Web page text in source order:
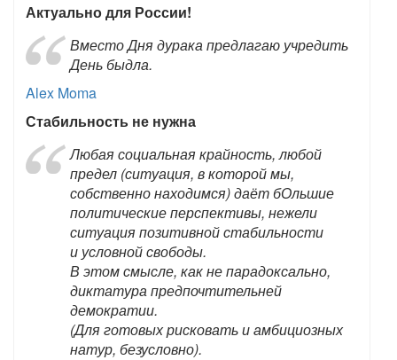
Актуально для России!
Вместо Дня дурака предлагаю учредить
День быдла.
Alex Moma
Стабильность не нужна
Любая социальная крайность, любой
предел (ситуация, в которой мы,
собственно находимся) даёт бОльшие
политические перспективы, нежели
ситуация позитивной стабильности
и условной свободы.
В этом смысле, как не парадоксально,
диктатура предпочтительней
демократии.
(Для готовых рисковать и амбициозных
натур, безусловно).